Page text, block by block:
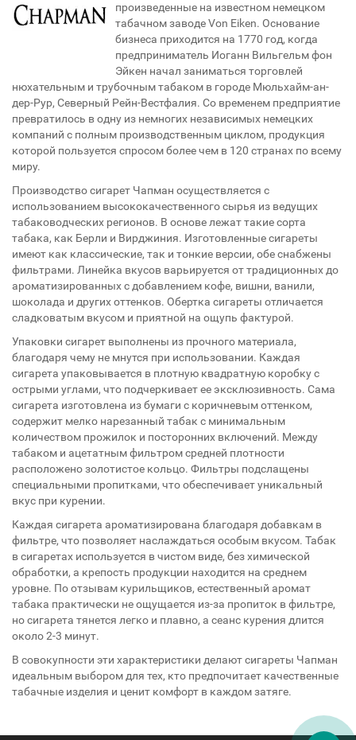
произведенные на известном немецком
табачном заводе Von Eiken. Основание
бизнеса приходится на 1770 год, когда
предприниматель Иоганн Вильгельм фон
Эйкен начал заниматься торговлей
нюхательным и трубочным табаком в городе Мюльхайм-ан-
дер-Рур, Северный Рейн-Вестфалия. Со временем предприятие
превратилось в одну из немногих независимых немецких
компаний с полным производственным циклом, продукция
которой пользуется спросом более чем в 120 странах по всему
миру.
Производство сигарет Чапман осуществляется с
использованием высококачественного сырья из ведущих
табаководческих регионов. В основе лежат такие сорта
табака, как Берли и Вирджиния. Изготовленные сигареты
имеют как классические, так и тонкие версии, обе снабжены
фильтрами. Линейка вкусов варьируется от традиционных до
ароматизированных с добавлением кофе, вишни, ванили,
шоколада и других оттенков. Обертка сигареты отличается
сладковатым вкусом и приятной на ощупь фактурой.
Упаковки сигарет выполнены из прочного материала,
благодаря чему не мнутся при использовании. Каждая
сигарета упаковывается в плотную квадратную коробку с
острыми углами, что подчеркивает ее эксклюзивность. Сама
сигарета изготовлена из бумаги с коричневым оттенком,
содержит мелко нарезанный табак с минимальным
количеством прожилок и посторонних включений. Между
табаком и ацетатным фильтром средней плотности
расположено золотистое кольцо. Фильтры подслащены
специальными пропитками, что обеспечивает уникальный
вкус при курении.
Каждая сигарета ароматизирована благодаря добавкам в
фильтре, что позволяет наслаждаться особым вкусом. Табак
в сигаретах используется в чистом виде, без химической
обработки, а крепость продукции находится на среднем
уровне. По отзывам курильщиков, естественный аромат
табака практически не ощущается из-за пропиток в фильтре,
но сигарета тянется легко и плавно, а сеанс курения длится
около 2-3 минут.
В совокупности эти характеристики делают сигареты Чапман
идеальным выбором для тех, кто предпочитает качественные
табачные изделия и ценит комфорт в каждом затяге.